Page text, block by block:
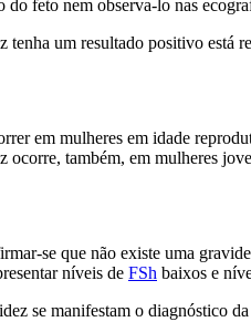
feto nem observa-lo nas
tenha um resultado positivo está
em mulheres em idade
ocorre, também, em mulheres
se que não existe uma
níveis de FSh baixos e
se manifestam o diagnóstico